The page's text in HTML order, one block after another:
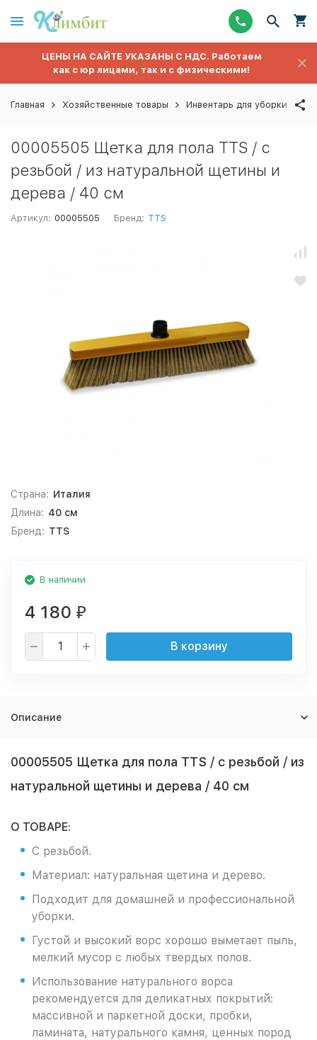
ЦЕНЫ НА САЙТЕ УКАЗАНЫ С НДС. Работаем
как с юр лицами, так и с физическими!
Главная Хозяйственные товары Инвентарь для уборки полов
00005505 Щетка для пола TTS / с
резьбой / из натуральной щетины и
дерева / 40 см
Артикул: 00005505 Бренд: TTS
Страна: Италия
Длина: 40 см
Бренд: TTS
В наличии
4 180 ₽
В корзину
Описание
00005505 Щетка для пола TTS / с резьбой / из
натуральной щетины и дерева / 40 см
О ТОВАРЕ:
С резьбой.
Материал: натуральная щетина и дерево.
Подходит для домашней и профессиональной
уборки.
Густой и высокий ворс хорошо выметает пыль,
мелкий мусор с любых твердых полов.
Использование натурального ворса
рекомендуется для деликатных покрытий:
массивной и паркетной доски, пробки,
ламината, натурального камня, ценных пород